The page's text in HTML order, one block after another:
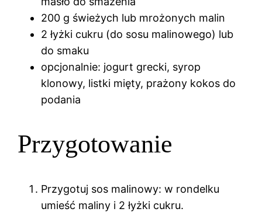
200 g świeżych lub mrożonych malin
2 łyżki cukru (do sosu malinowego) lub
do smaku
opcjonalnie: jogurt grecki, syrop
klonowy, listki mięty, prażony kokos do
podania
Przygotowanie
Przygotuj sos malinowy: w rondelku
umieść maliny i 2 łyżki cukru.